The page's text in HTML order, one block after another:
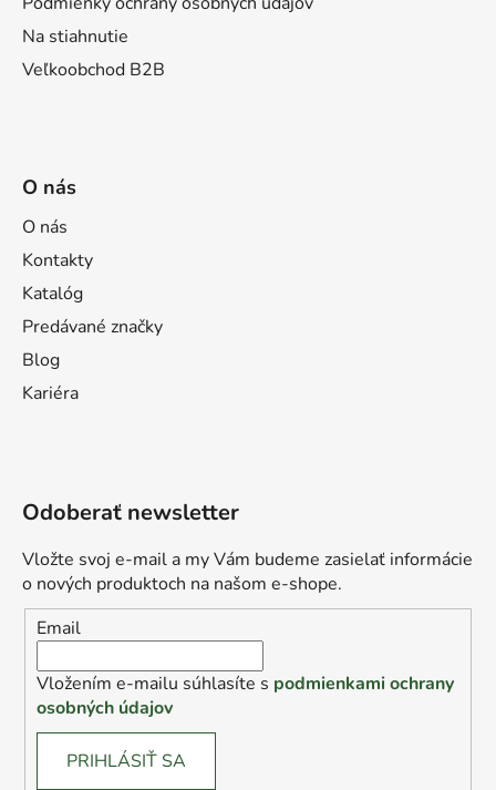
Na stiahnutie
Veľkoobchod B2B
O nás
O nás
Kontakty
Katalóg
Predávané značky
Blog
Kariéra
Odoberať newsletter
Vložte svoj e-mail a my Vám budeme zasielať informácie
o nových produktoch na našom e-shope.
Email
Vložením e-mailu súhlasíte s podmienkami ochrany
osobných údajov
PRIHLÁSIŤ SA